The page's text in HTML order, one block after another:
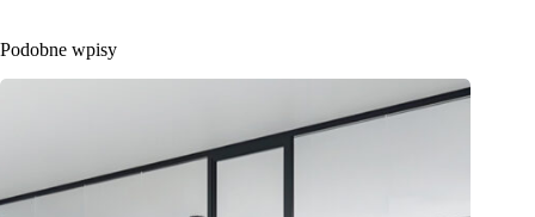
Podobne wpisy